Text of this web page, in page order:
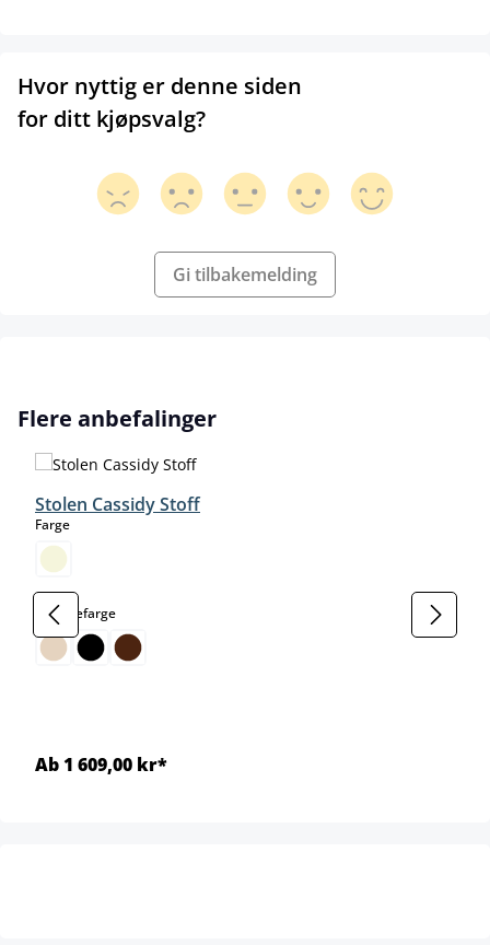
Hvor nyttig er denne siden
for ditt kjøpsvalg?
Gi tilbakemelding
Hopp over produktgalleri
Flere anbefalinger
Stolen Cassidy Stoff
Fargeselect
Rammefargeselect
Ab 1 609,00 kr*